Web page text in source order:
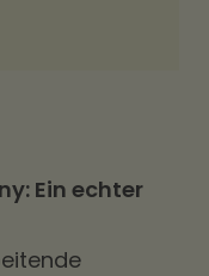
Ein echter